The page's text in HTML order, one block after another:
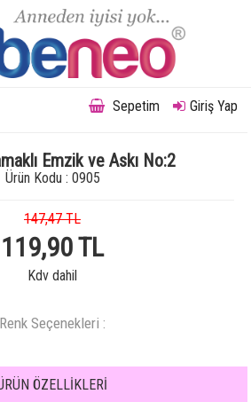
Giriş Yap
Sepetim
Emzik ve Askı No:2
Ürün Kodu : 0905
147,47 TL
119,90 TL
Kdv dahil
Renk Seçenekleri :
ÖZELLİKLERİ